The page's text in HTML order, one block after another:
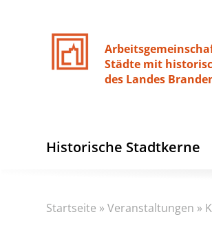
Städte mit
des Landes
Historische Stadtkerne
Startseite »Veranstaltungen »